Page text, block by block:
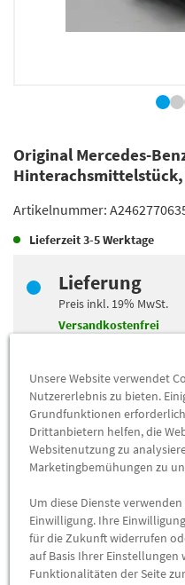
Original Mercedes-
Hinterachsmittelstück,
Artikelnummer:
Lieferzeit3-5 Werktage
Lieferung
Preis inkl. 19% MwSt.
Versandkostenfrei
Abholung
Preis inkl.19%MwSt.
Abholbar an diesen
-
ZUM
Herstellerangaben:
Unsere Website verwendet
Nutzererlebnis zu bieten.
Grundfunktionen
Drittanbietern helfen, die
Websitenutzung zu
Marketingbemühungen zu
Um diese Dienste
Einwilligung. Ihre
für die Zukunft widerrufen
auf Basis Ihrer
Funktionalitäten der Seite